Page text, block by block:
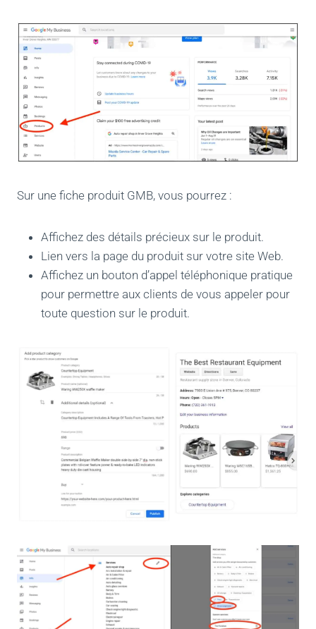
Sur une fiche produit GMB, vous pourrez :
Affichez des détails précieux sur le produit.
Lien vers la page du produit sur votre site Web.
Affichez un bouton d’appel téléphonique pratique
pour permettre aux clients de vous appeler pour
toute question sur le produit.